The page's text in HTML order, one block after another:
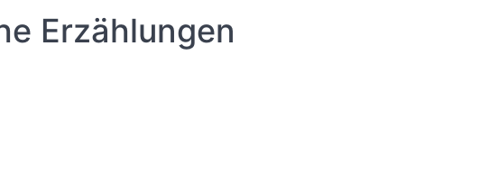
Erzählungen